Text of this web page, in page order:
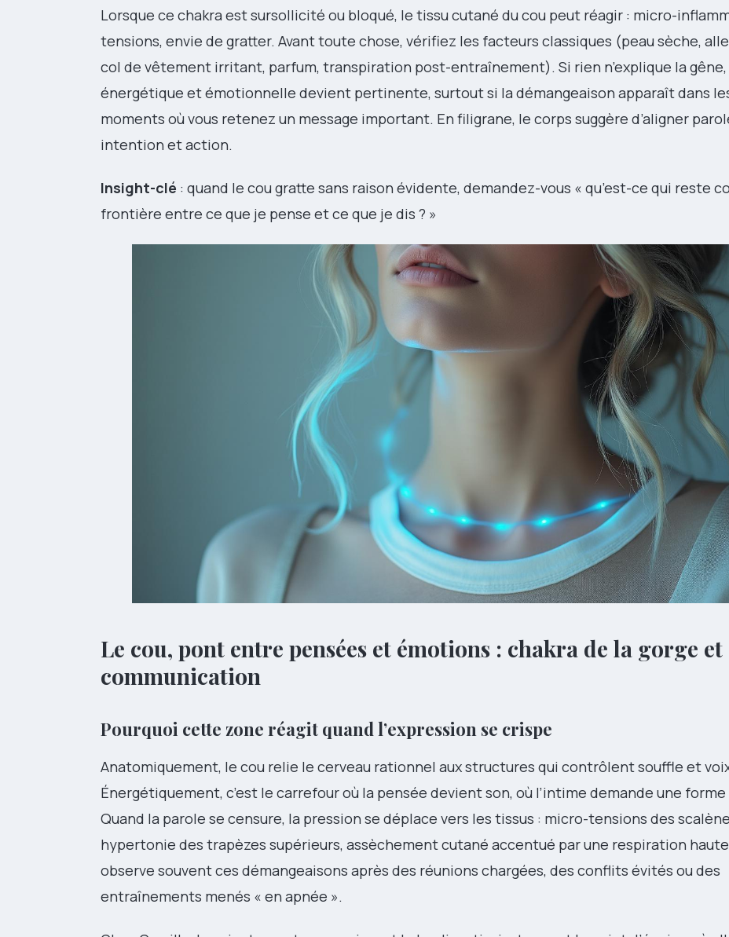
Lorsque ce chakra est sursollicité ou bloqué, le tissu cutané du cou peut réagir : micro-
tensions, envie de gratter. Avant toute chose, vérifiez les facteurs classiques (peau sèche,
col de vêtement irritant, parfum, transpiration post-entraînement). Si rien n’explique la
énergétique et émotionnelle devient pertinente, surtout si la démangeaison apparaît dans
moments où vous retenez un message important. En filigrane, le corps suggère d’aligner
intention et action.
Insight-clé : quand le cou gratte sans raison évidente, demandez-vous « qu’est-ce qui reste
frontière entre ce que je pense et ce que je dis ? »
Le cou, pont entre pensées et émotions : chakra de la gorge et
communication
Pourquoi cette zone réagit quand l’expression se crispe
Anatomiquement, le cou relie le cerveau rationnel aux structures qui contrôlent souffle et
Énergétiquement, c’est le carrefour où la pensée devient son, où l’intime demande une
Quand la parole se censure, la pression se déplace vers les tissus : micro-tensions des
hypertonie des trapèzes supérieurs, assèchement cutané accentué par une respiration
observe souvent ces démangeaisons après des réunions chargées, des conflits évités ou des
entraînements menés « en apnée ».